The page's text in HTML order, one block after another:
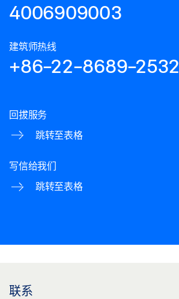
4006909003
建筑师热线
+86-22-8689-2532
回拔服务
跳转至表格
写信给我们
跳转至表格
联系